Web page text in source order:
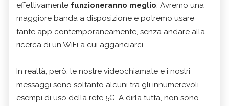
effettivamente funzioneranno meglio. Avremo una
maggiore banda a disposizione e potremo usare
tante app contemporaneamente, senza andare alla
ricerca di un WiFi a cui agganciarci.
In realtà, però, le nostre videochiamate e i nostri
messaggi sono soltanto alcuni tra gli innumerevoli
esempi di uso della rete 5G. A dirla tutta, non sono